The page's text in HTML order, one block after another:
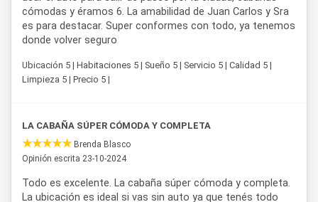
cómodas y éramos 6. La amabilidad de Juan Carlos y Sra
es para destacar. Super conformes con todo, ya tenemos
donde volver seguro
Ubicación 5 | Habitaciones 5 | Sueño 5 | Servicio 5 | Calidad 5 |
Limpieza 5 | Precio 5 |
LA CABAÑA SÚPER CÓMODA Y COMPLETA
Brenda Blasco
Opinión escrita 23-10-2024
Todo es excelente. La cabaña súper cómoda y completa.
La ubicación es ideal si vas sin auto ya que tenés todo